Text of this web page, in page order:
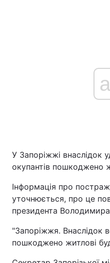
У Запоріжжі внаслідок
окупантів пошкоджено
Інформація про
уточнюється, про це
президента
"Запоріжжя. Внаслідок
пошкоджено житлові